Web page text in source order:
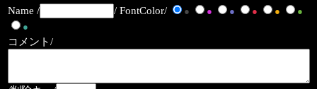
Name /
/ FontColor/ ● ● ● ● ●
●
●
コメント/